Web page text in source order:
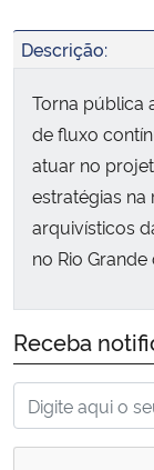
Descrição:
Torna pública
de fluxo
atuar no
estratégias
arquivísticos
no Rio Grande
Receba